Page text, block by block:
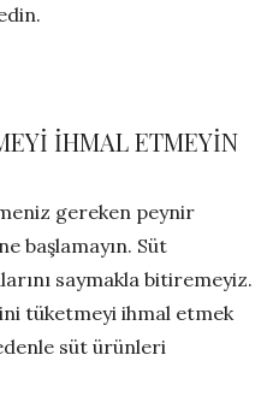
İHMAL ETMEYİN
gereken peynir
başlamayın. Süt
saymakla bitiremeyiz.
tüketmeyi ihmal etmek
süt ürünleri